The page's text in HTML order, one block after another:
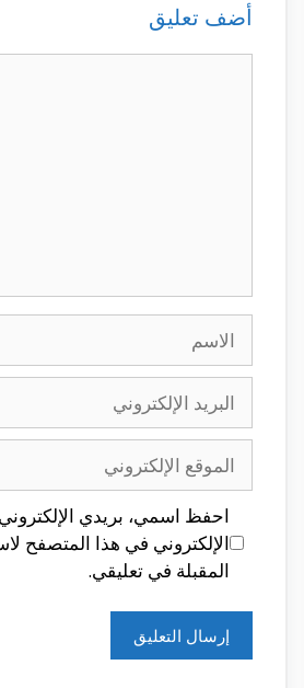
أضف تعليق
الإلكتروني
الإلكتروني
احفظ اسمي، بريدي
الإلكتروني في هذا المتصفح
المقبلة في تعليقي.